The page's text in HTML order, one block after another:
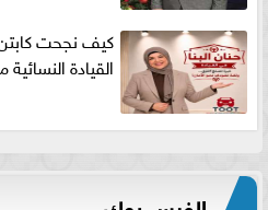
كيف نجحت كابتن
القيادة